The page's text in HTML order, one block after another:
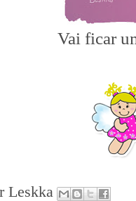
Vai ficar
Leskka